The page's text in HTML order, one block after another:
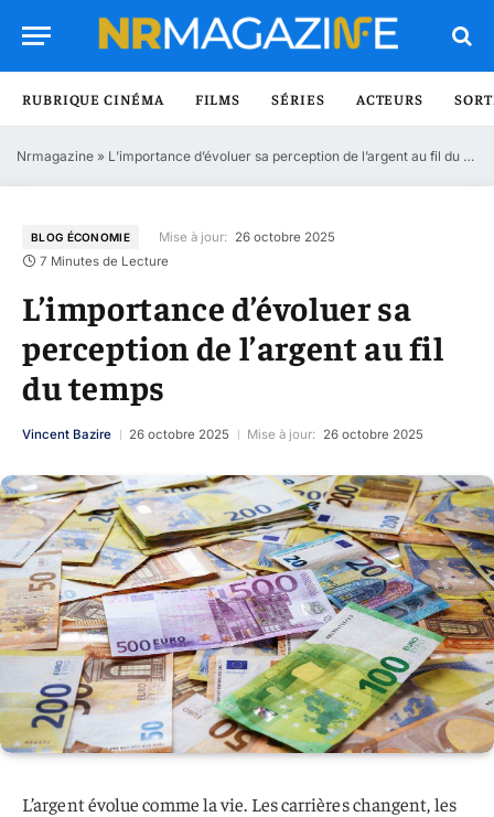
RUBRIQUE CINÉMA FILMS SÉRIES ACTEURS
Nrmagazine » L’importance d’évoluer sa perception de l’argent au fil du temps
BLOG ÉCONOMIE Mise à jour: 26 octobre 2025
7 Minutes de Lecture
L’importance d’évoluer sa
perception de l’argent au fil
du temps
Vincent Bazire 26 octobre 2025 Mise à jour: 26 octobre 2025
L’argent évolue comme la vie. Les carrières changent, les